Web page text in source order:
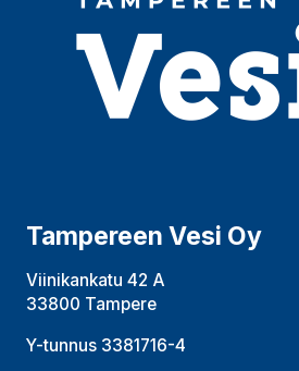
Tampereen Vesi Oy
Viinikankatu 42 A
33800 Tampere
Y-tunnus 3381716-4